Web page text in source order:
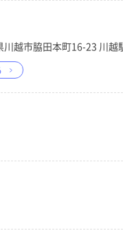
川越市脇田本町16-23 川越